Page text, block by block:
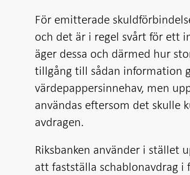
För emitterade
och det är i regel svårt för ett
äger dessa och därmed hur
tillgång till sådan information
värdepappersinnehav, men
användas eftersom det skulle
avdragen.
Riksbanken använder i stället
att fastställa schablonavdrag